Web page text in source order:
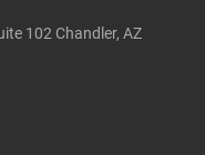
102 Chandler, AZ